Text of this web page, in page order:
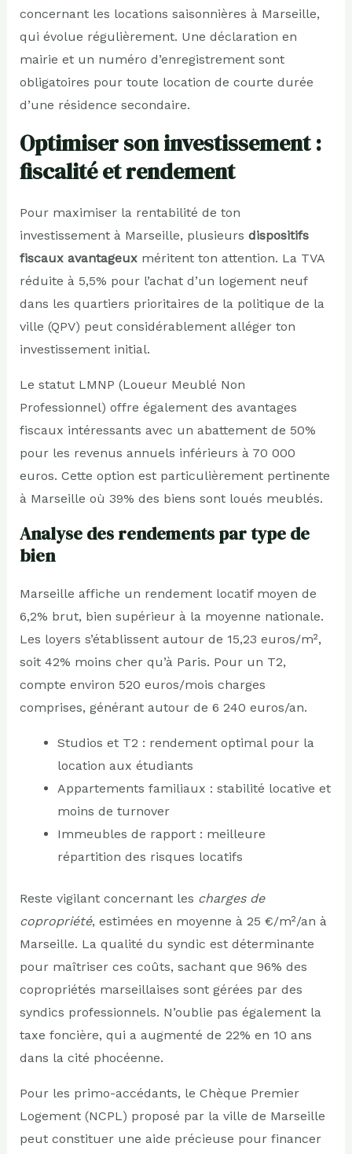
concernant les locations saisonnières à Marseille,
qui évolue régulièrement. Une déclaration en
mairie et un numéro d’enregistrement sont
obligatoires pour toute location de courte durée
d’une résidence secondaire.
Optimiser son investissement :
fiscalité et rendement
Pour maximiser la rentabilité de ton
investissement à Marseille, plusieurs dispositifs
fiscaux avantageuxméritent ton attention. La TVA
réduite à 5,5% pour l’achat d’un logement neuf
dans les quartiers prioritaires de la politique de la
ville (QPV) peut considérablement alléger ton
investissement initial.
Le statut LMNP (Loueur Meublé Non
Professionnel) offre également des avantages
fiscaux intéressants avec un abattement de 50%
pour les revenus annuels inférieurs à 70 000
euros. Cette option est particulièrement pertinente
à Marseille où 39% des biens sont loués meublés.
Analyse des rendements par type de
bien
Marseille affiche un rendement locatif moyen de
6,2% brut, bien supérieur à la moyenne nationale.
Les loyers s’établissent autour de 15,23 euros/m²,
soit 42% moins cher qu’à Paris. Pour un T2,
compte environ 520 euros/mois charges
comprises, générant autour de 6 240 euros/an.
Studios et T2 : rendement optimal pour la
location aux étudiants
Appartements familiaux : stabilité locative et
moins de turnover
Immeubles de rapport : meilleure
répartition des risques locatifs
Reste vigilant concernant les charges de
copropriété, estimées en moyenne à 25 €/m²/an à
Marseille. La qualité du syndic est déterminante
pour maîtriser ces coûts, sachant que 96% des
copropriétés marseillaises sont gérées par des
syndics professionnels. N’oublie pas également la
taxe foncière, qui a augmenté de 22% en 10 ans
dans la cité phocéenne.
Pour les primo-accédants, le Chèque Premier
Logement (NCPL) proposé par la ville de Marseille
peut constituer une aide précieuse pour financer